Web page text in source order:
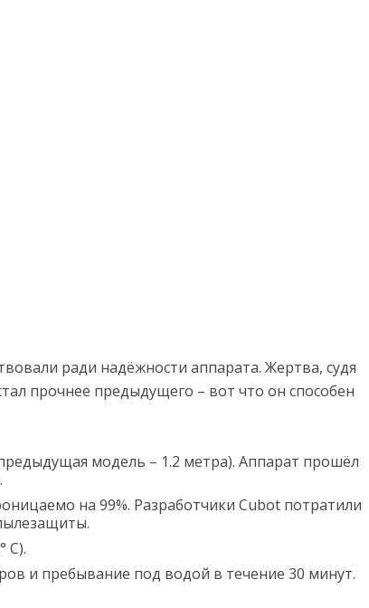
ради надёжности аппарата. Жертва, судя
прочнее предыдущего – вот что он способен
модель – 1.2 метра). Аппарат прошёл
на 99%. Разработчики Cubot потратили
С).
и пребывание под водой в течение 30 минут.